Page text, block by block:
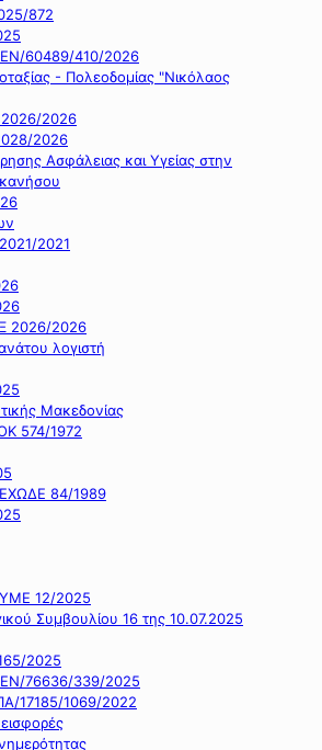
872
60489/410/2026
- Πολεοδομίας "Νικόλαος
2026
2026
Ασφάλειας και Υγείας στην
2021
2026/2026
λογιστή
Μακεδονίας
574/1972
84/1989
12/2025
Συμβουλίου 16 της 10.07.2025
2025
76636/339/2025
17185/1069/2022